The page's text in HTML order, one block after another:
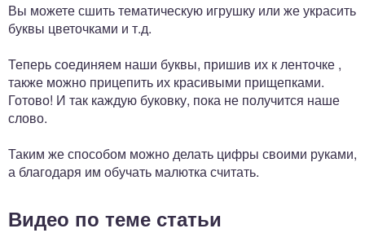
Вы можете сшить тематическую игрушку или же украсить
буквы цветочками и т.д.
Теперь соединяем наши буквы, пришив их к ленточке ,
также можно прицепить их красивыми прищепками.
Готово! И так каждую буковку, пока не получится наше
слово.
Таким же способом можно делать цифры своими руками,
а благодаря им обучать малютка считать.
Видео по теме статьи